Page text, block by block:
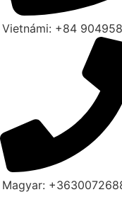
Vietnámi: +84
Magyar: